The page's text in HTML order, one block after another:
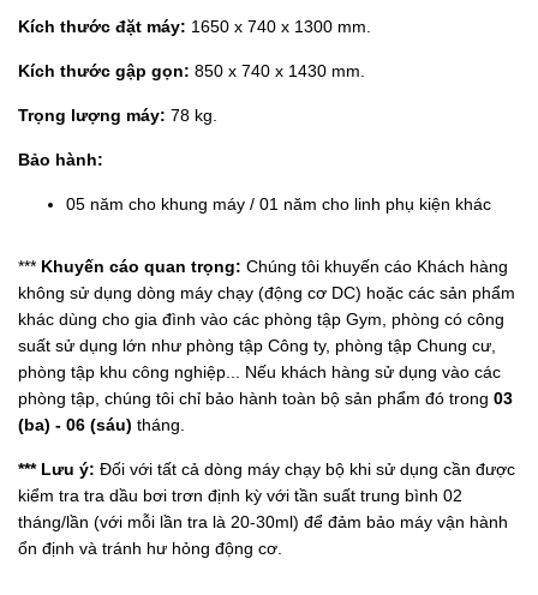
Kích thước đặt máy: 1650 x 740 x 1300 mm.
Kích thước gập gọn: 850 x 740 x 1430 mm.
Trọng lượng máy: 78 kg.
Bảo hành:
05 năm cho khung máy / 01 năm cho linh phụ kiện khác
*** Khuyến cáo quan trọng: Chúng tôi khuyến cáo Khách hàng
không sử dụng dòng máy chạy (động cơ DC) hoặc các sản phẩm
khác dùng cho gia đình vào các phòng tập Gym, phòng có công
suất sử dụng lớn như phòng tập Công ty, phòng tập Chung cư,
phòng tập khu công nghiệp... Nếu khách hàng sử dụng vào các
phòng tập, chúng tôi chỉ bảo hành toàn bộ sản phẩm đó trong 03
(ba) - 06 (sáu) tháng.
*** Lưu ý: Đối với tất cả dòng máy chạy bộ khi sử dụng cần được
kiểm tra tra dầu bơi trơn định kỳ với tần suất trung bình 02
tháng/lần (với mỗi lần tra là 20-30ml) để đảm bảo máy vận hành
ổn định và tránh hư hỏng động cơ.